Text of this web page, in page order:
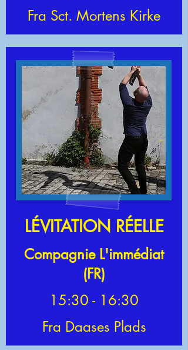
Fra Sct. Mortens Kirke
LÉVITATION RÉELLE
Compagnie L'immédiat
(FR)
15:30 - 16:30
Fra Daases Plads